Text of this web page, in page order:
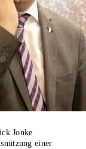
Jonke
einer